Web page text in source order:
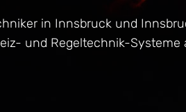
in Innsbruck und
und Regeltechnik-Systeme